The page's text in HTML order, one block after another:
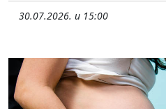
30.07.2026. u 15:00